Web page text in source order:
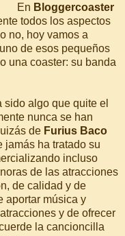
En Bloggercoaster
todos los aspectos
no, hoy vamos a
de esos pequeños
una coaster: su banda
sido algo que quite el
nunca se han
de Furius Baco
jamás ha tratado su
incluso
de las atracciones
de calidad y de
aportar música y
y de ofrecer
la cancioncilla